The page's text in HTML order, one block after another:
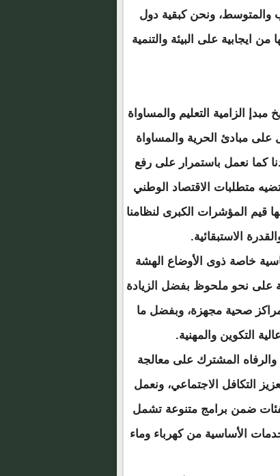
والمتوسط، ونحن كبقية دول
ايجابية على البيئة والتنمية
الزامية التعليم والمساواة
على مبادئ الحرية والمساواة
كما نعمل باستمرار على رفع
متطلبات الاقتصاد الوطني
قيم المؤشرات الكبرى لنظامنا
الاستبقائية.
خاصة ذوى الأوضاع الهشة
على نحو ملحوظ بفضل الزيادة
صحية مجهزة، وبفضل ما
التكوين والمهنية.
والرفاه المشترك على معالجة
التكافل الاجتماعي، ونعمل
ضمن برامج متنوعة تشمل
الأساسية من كهرباء وماء